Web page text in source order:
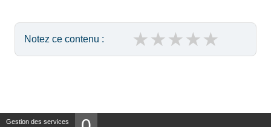
Notez ce contenu : ★
★
★
★
★
Panneau de gestion des cookies
Gestion des services